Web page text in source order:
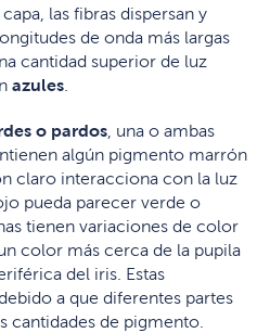
las fibras dispersan y
de onda más largas
cantidad superior de luz
azules
o pardos , una o ambas
algún pigmento marrón
claro interacciona con la luz
pueda parecer verde o
tienen variaciones de color
color más cerca de la pupila
del iris. Estas
a que diferentes partes
cantidades de pigmento.